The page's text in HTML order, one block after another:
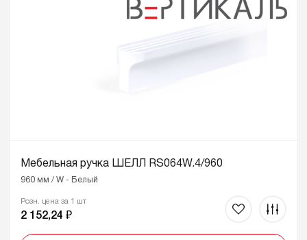
Мебельная ручка ШЕЛЛ RS064W.4/960
960 мм / W - Белый
Розн. цена за 1 шт
2 152,24 ₽